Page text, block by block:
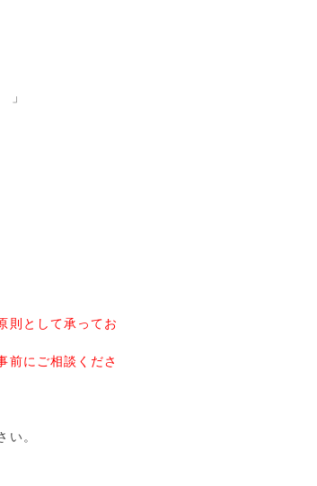
」
則として承ってお
前にご相談くださ
い。